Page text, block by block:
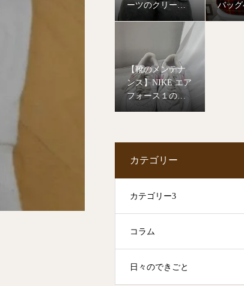
ーツのクリーニ
バッ
【靴のメンテナ
ンス】NIKE エア
フォース１のク
リーニング
カテゴリー
カテゴリー3
コラム
日々のできごと